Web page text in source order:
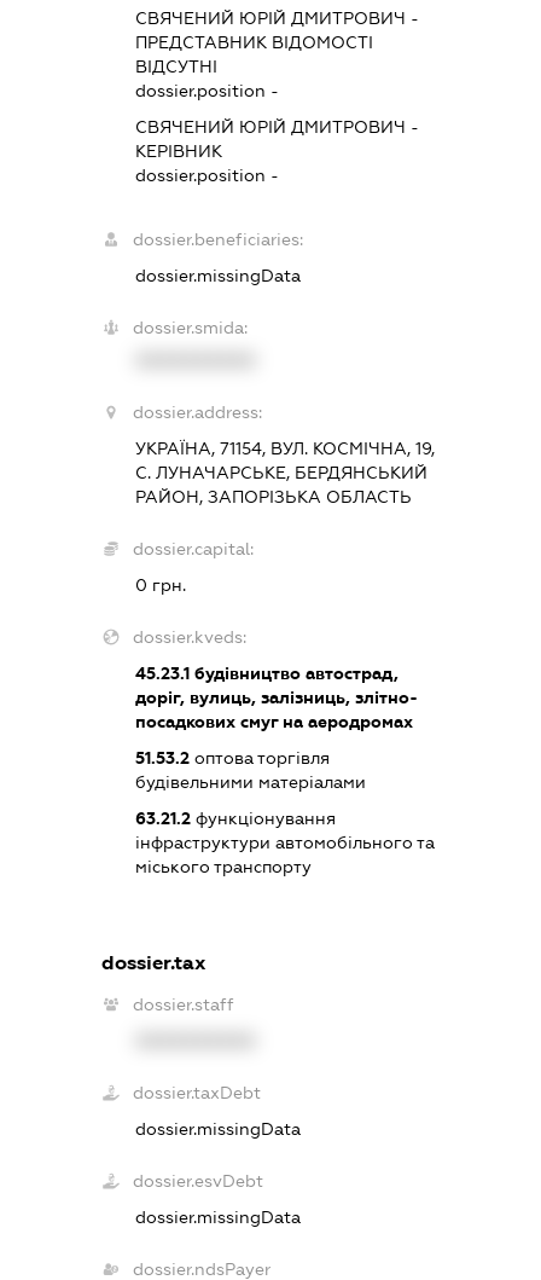
СВЯЧЕНИЙ ЮРІЙ ДМИТРОВИЧ -
ПРЕДСТАВНИКВІДОМОСТІ
ВІДСУТНІ
dossier.position -
СВЯЧЕНИЙ ЮРІЙ ДМИТРОВИЧ -
КЕРІВНИК
dossier.position -
dossier.beneficiaries:
dossier.missingData
dossier.smida:
dossier.address:
УКРАЇНА, 71154, ВУЛ. КОСМІЧНА, 19,
С. ЛУНАЧАРСЬКЕ, БЕРДЯНСЬКИЙ
РАЙОН, ЗАПОРІЗЬКА ОБЛАСТЬ
dossier.capital:
0 грн.
dossier.kveds:
45.23.1будівництво автострад,
доріг, вулиць, залізниць, злітно-
посадкових смуг на аеродромах
51.53.2оптова торгівля
будівельними матеріалами
63.21.2функціонування
інфраструктури автомобільного та
міського транспорту
dossier.tax
dossier.staff
dossier.taxDebt
dossier.missingData
dossier.esvDebt
dossier.missingData
dossier.ndsPayer